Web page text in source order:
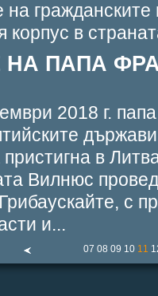
на гражданските
корпус в
ПАПА
2018 г.
в
Вилнюс
с
и...
07 08 09 10 11